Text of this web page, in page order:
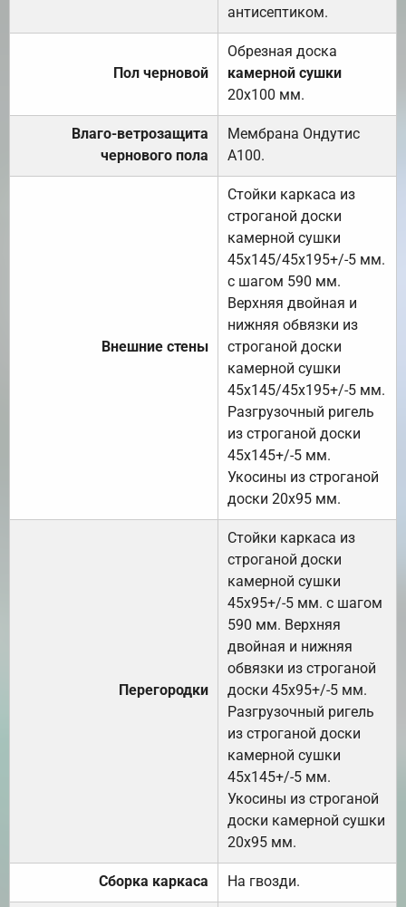
антисептиком.
Пол черновой
Обрезная доска
камерной сушки
20х100 мм.
Влаго-ветрозащита
чернового пола
Мембрана Ондутис
А100.
Внешние стены
Стойки каркаса из
строганой доски
камерной сушки
45х145/45х195+/-5 мм.
с шагом 590 мм.
Верхняя двойная и
нижняя обвязки из
строганой доски
камерной сушки
45х145/45х195+/-5 мм.
Разгрузочный ригель
из строганой доски
45х145+/-5 мм.
Укосины из строганой
доски 20х95 мм.
Перегородки
Стойки каркаса из
строганой доски
камерной сушки
45х95+/-5 мм. с шагом
590 мм. Верхняя
двойная и нижняя
обвязки из строганой
доски 45х95+/-5 мм.
Разгрузочный ригель
из строганой доски
камерной сушки
45х145+/-5 мм.
Укосины из строганой
доски камерной сушки
20х95 мм.
Сборка каркаса На гвозди.